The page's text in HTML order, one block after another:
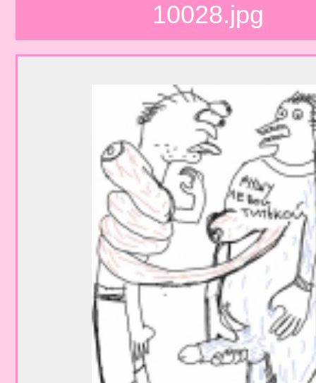
10028.jpg